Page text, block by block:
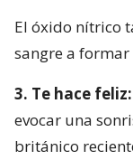
El óxido nítrico
sangre a formar
3. Te hace feliz:
evocar una
británico